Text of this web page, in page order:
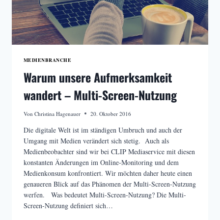
MEDIENBRANCHE
Warum unsere Aufmerksamkeit
wandert – Multi-Screen-Nutzung
Von Christina Hagenauer 20. Oktober 2016
Die digitale Welt ist im ständigen Umbruch und auch der
Umgang mit Medien verändert sich stetig. Auch als
Medienbeobachter sind wir bei CLIP Mediaservice mit diesen
konstanten Änderungen im Online-Monitoring und dem
Medienkonsum konfrontiert. Wir möchten daher heute einen
genaueren Blick auf das Phänomen der Multi-Screen-Nutzung
werfen. Was bedeutet Multi-Screen-Nutzung? Die Multi-
Screen-Nutzung definiert sich…